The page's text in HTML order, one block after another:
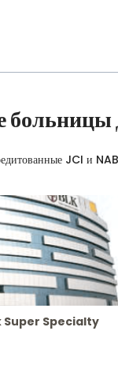
больницы
JCI и
Super Specialty